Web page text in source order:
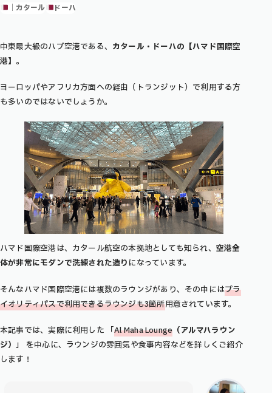
｜カタール
ドーハ
中東最大級のハブ空港である、 カタール・ドーハの【ハマド国際空
港】 。
ヨーロッパやアフリカ方面への経由（トランジット）で利用する方
も多いのではないでしょうか。
ハマド国際空港は、カタール航空の本拠地としても知られ、 空港全
体が非常にモダンで洗練された造り になっています。
そんなハマド国際空港には複数のラウンジがあり、その中にはプラ
イオリティパスで利用できるラウンジも3箇所用意されています。
本記事では、実際に利用した 「Al Maha Lounge （アルマハラウン
ジ）」 を中心に、ラウンジの雰囲気や食事内容などを詳しくご紹介
します！